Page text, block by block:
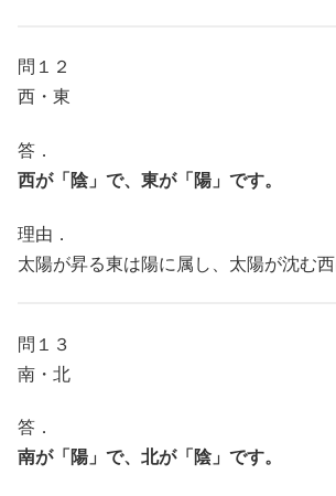
問１２
西・東
答．
西が「陰」で、東が「陽」です。
理由．
太陽が昇る東は陽に属し、太陽が沈む西
問１３
南・北
答．
南が「陽」で、北が「陰」です。